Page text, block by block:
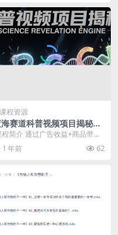
课程资源
赛道科普视频项目揭秘，
钟短片双重变现，轻松实
程简介 通过广告收益+商品带货
道变现，轻松实现高收益，适
抖音、视频...
1 年前 62